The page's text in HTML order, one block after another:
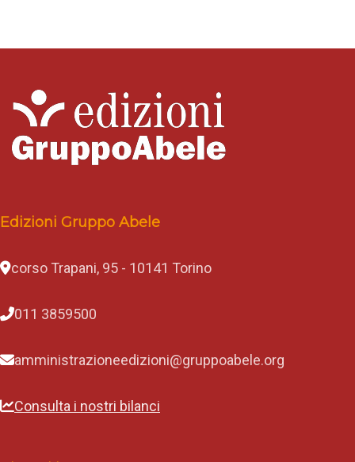
Edizioni Gruppo Abele
corso Trapani, 95 - 10141 Torino
011 3859500
amministrazioneedizioni@gruppoabele.org
Consulta i nostri bilanci